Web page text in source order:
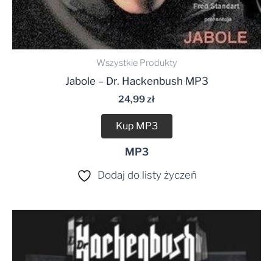
Wszystkie Produkty
Jabole – Dr. Hackenbush MP3
24,99zł
Kup MP3
MP3
Dodaj do listy życzeń